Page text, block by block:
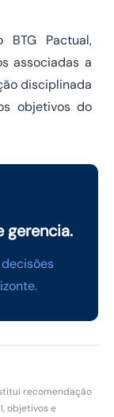
BTG Pactual,
associadas a
disciplinada
objetivos do
gerencia.
recomendação
objetivos e